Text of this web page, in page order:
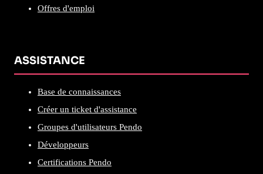
Offres d'emploi
ASSISTANCE
Base de connaissances
Créer un ticket d'assistance
Groupes d'utilisateurs Pendo
Développeurs
Certifications Pendo